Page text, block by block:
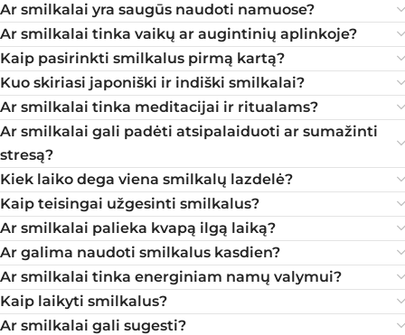
Ar smilkalai yra saugūs naudoti namuose?
Ar smilkalai tinka vaikų ar augintinių aplinkoje?
Kaip pasirinkti smilkalus pirmą kartą?
Kuo skiriasi japoniški ir indiški smilkalai?
Ar smilkalai tinka meditacijai ir ritualams?
Ar smilkalai gali padėti atsipalaiduoti ar sumažinti
stresą?
Kiek laiko dega viena smilkalų lazdelė?
Kaip teisingai užgesinti smilkalus?
Ar smilkalai palieka kvapą ilgą laiką?
Ar galima naudoti smilkalus kasdien?
Ar smilkalai tinka energiniam namų valymui?
Kaip laikyti smilkalus?
Ar smilkalai gali sugesti?